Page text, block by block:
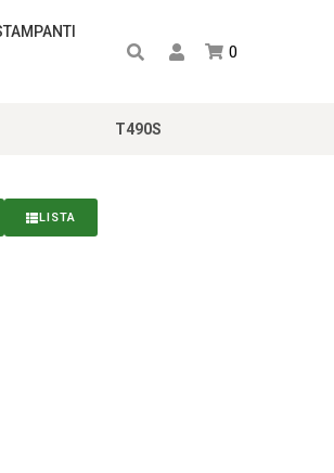
0
T490S
LISTA